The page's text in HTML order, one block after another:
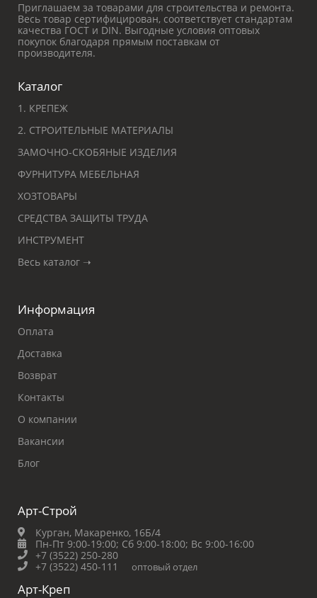
Приглашаем за товарами для строительства и ремонта.
Весь товар сертифицирован, соответствует стандартам
качества ГОСТ и DIN. Выгодные условия оптовых
покупок благодаря прямым поставкам от
производителя.
Каталог
1. КРЕПЕЖ
2. СТРОИТЕЛЬНЫЕ МАТЕРИАЛЫ
ЗАМОЧНО-СКОБЯНЫЕ ИЗДЕЛИЯ
ФУРНИТУРА МЕБЕЛЬНАЯ
ХОЗТОВАРЫ
СРЕДСТВА ЗАЩИТЫ ТРУДА
ИНСТРУМЕНТ
Весь каталог ➝
Информация
Оплата
Доставка
Возврат
Контакты
О компании
Вакансии
Блог
Арт-Строй
Курган, Макаренко, 16Б/4
Пн-Пт 9:00-19:00; Сб 9:00-18:00; Вс 9:00-16:00
+7 (3522) 250-280
+7 (3522) 450-111
оптовый отдел
Арт-Креп